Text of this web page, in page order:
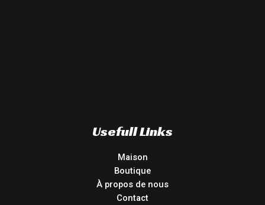
Usefull Links
Maison
Boutique
À propos de nous
Contact